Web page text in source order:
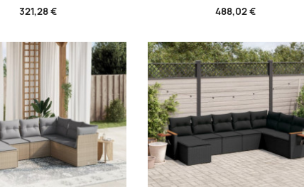
321,28 € 488,02 €